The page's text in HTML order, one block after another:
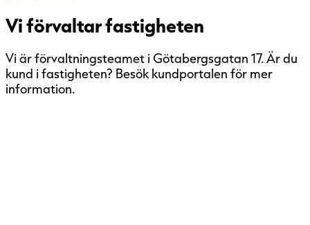
Vi förvaltar fastigheten
Vi är förvaltningsteamet i Götabergsgatan 17. Är du
kund i fastigheten? Besök kundportalen för mer
information.